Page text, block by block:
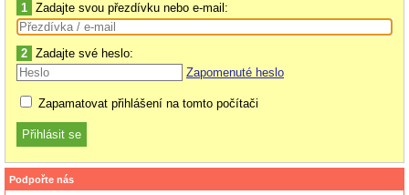
1 Zadajte svou přezdívku nebo e-mail:
2 Zadajte své heslo:
Zapomenuté heslo
Zapamatovat přihlášení na tomto počítači
Podpořte nás